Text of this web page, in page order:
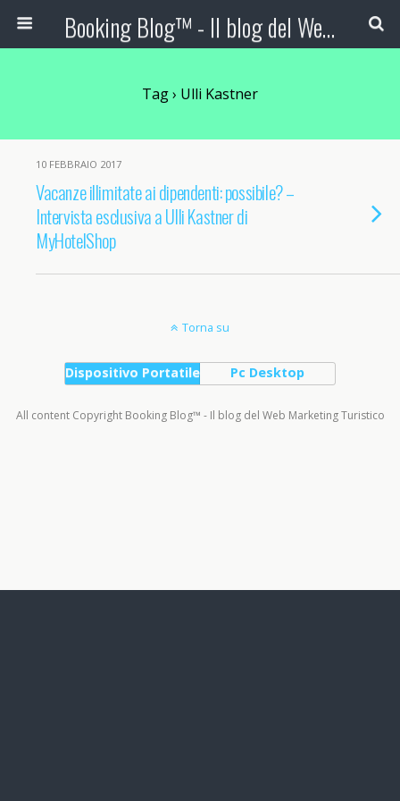
Booking Blog™ - Il blog del Web Marketing Turistico
Tag › Ulli Kastner
10 FEBBRAIO 2017
Vacanze illimitate ai dipendenti: possibile? –
Intervista esclusiva a Ulli Kastner di
MyHotelShop
Torna su
Dispositivo Portatile Pc Desktop
All content Copyright Booking Blog™ - Il blog del Web Marketing Turistico